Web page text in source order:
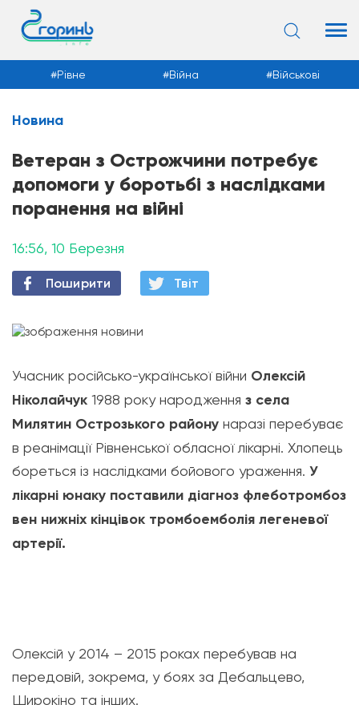
Новини
Рівне Війна Військові
Новина
Ветеран з Острожчини потребує
допомоги у боротьбі з наслідками
поранення на війні
16:56, 10 Березня
Поширити Твiт
Учасник російсько-української війни Олексій
Ніколайчук 1988 року народження з села
Милятин Острозького району наразі перебуває
в реанімації Рівненської обласної лікарні. Хлопець
бореться із наслідками бойового ураження. У
лікарні юнаку поставили діагноз флеботромбоз
вен нижніх кінцівок тромбоемболія легеневої
артерії.
Олексій у 2014 – 2015 роках перебував на
передовій, зокрема, у боях за Дебальцево,
Широкіно та інших.